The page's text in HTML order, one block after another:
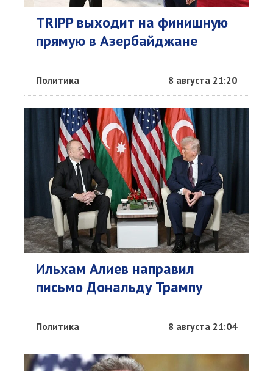
TRIPP выходит на финишную
прямую в Азербайджане
Политика 8 августа 21:20
Ильхам Алиев направил
письмо Дональду Трампу
Политика 8 августа 21:04